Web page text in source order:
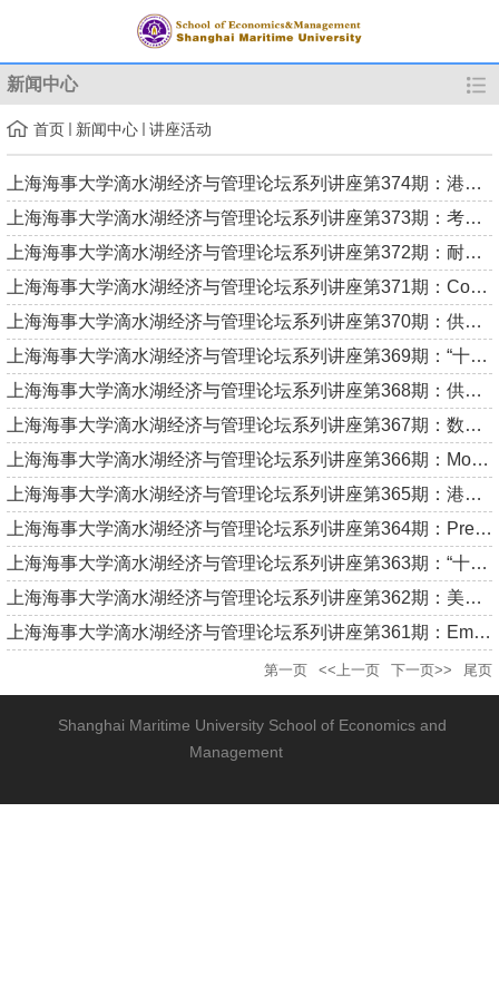
新闻中心
首页 新闻中心 讲座活动
上海海事大学滴水湖经济与管理论坛系列讲座第374期：港口与航运...
上海海事大学滴水湖经济与管理论坛系列讲座第373期：考虑通道风...
上海海事大学滴水湖经济与管理论坛系列讲座第372期：耐心资本一...
上海海事大学滴水湖经济与管理论坛系列讲座第371期：Contract Ob...
上海海事大学滴水湖经济与管理论坛系列讲座第370期：供应中断风...
上海海事大学滴水湖经济与管理论坛系列讲座第369期：“十五五”...
上海海事大学滴水湖经济与管理论坛系列讲座第368期：供应链数字...
上海海事大学滴水湖经济与管理论坛系列讲座第367期：数智时代的...
上海海事大学滴水湖经济与管理论坛系列讲座第366期：Model-Free ...
上海海事大学滴水湖经济与管理论坛系列讲座第365期：港口航道泥...
上海海事大学滴水湖经济与管理论坛系列讲座第364期：Prediction-...
上海海事大学滴水湖经济与管理论坛系列讲座第363期：“十五五”...
上海海事大学滴水湖经济与管理论坛系列讲座第362期：美以-伊朗战...
上海海事大学滴水湖经济与管理论坛系列讲座第361期：Empirical l...
第一页 <<上一页 下一页>> 尾页
Shanghai Maritime University School of Economics and
Management